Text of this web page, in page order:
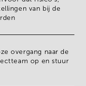
van bij de
overgang naar de
op enstuur